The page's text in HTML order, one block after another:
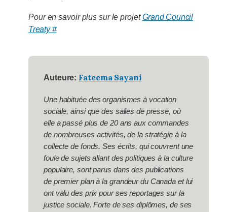
Pour en savoir plus sur le projetGrand Council
Treaty #
Auteure: Fateema Sayani
Une habituée des organismes à vocation
sociale, ainsi que des salles de presse, où
elle a passé plus de 20 ans aux commandes
de nombreuses activités, de la stratégie à la
collecte de fonds. Ses écrits, qui couvrent une
foule de sujets allant des politiques à la culture
populaire, sont parus dans des publications
de premier plan à la grandeur du Canada et lui
ont valu des prix pour ses reportages sur la
justice sociale. Forte de ses diplômes, de ses